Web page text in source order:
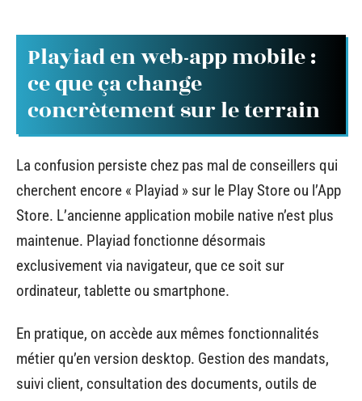
Playiad en web-app mobile :
ce que ça change
concrètement sur le terrain
La confusion persiste chez pas mal de conseillers qui
cherchent encore « Playiad » sur le Play Store ou l’App
Store. L’ancienne application mobile native n’est plus
maintenue. Playiad fonctionne désormais
exclusivement via navigateur, que ce soit sur
ordinateur, tablette ou smartphone.
En pratique, on accède aux mêmes fonctionnalités
métier qu’en version desktop. Gestion des mandats,
suivi client, consultation des documents, outils de